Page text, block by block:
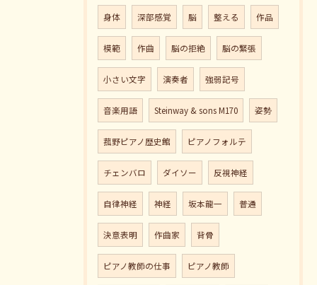
身体 深部感覚 脳 整える 作品
模範 作曲 脳の拒絶 脳の緊張
小さい文字 演奏者 強弱記号
音楽用語 Steinway & sons M170 姿勢
菰野ピアノ歴史館 ピアノフォルテ
チェンバロ ダイソー 反視神経
自律神経 神経 坂本龍一 普通
決意表明 作曲家 背骨
ピアノ教師の仕事 ピアノ教師